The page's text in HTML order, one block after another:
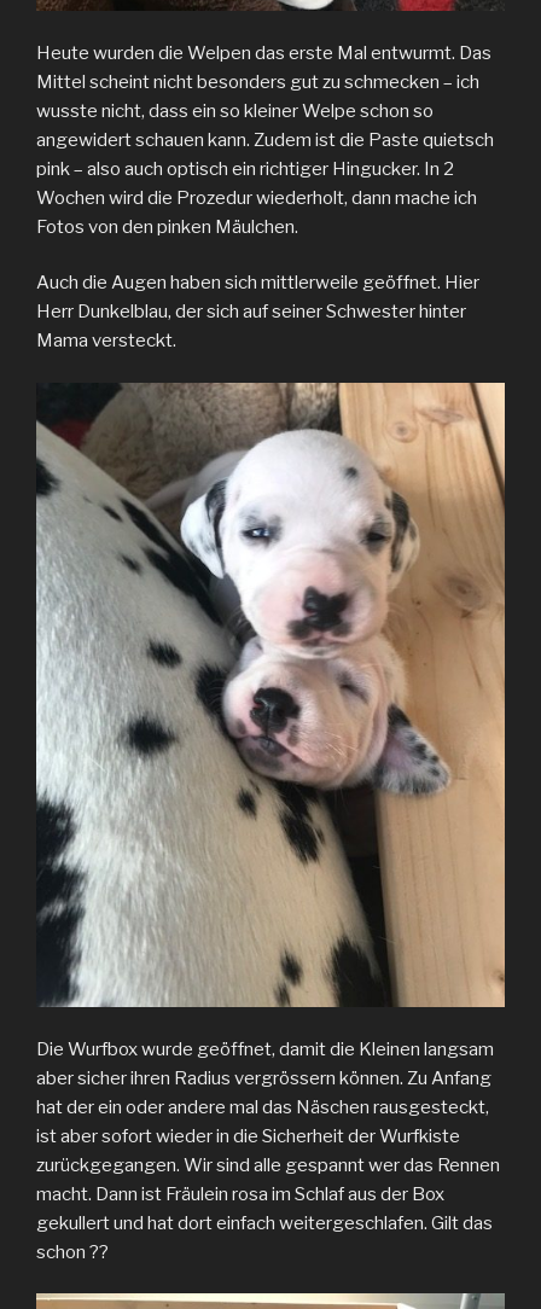
Heute wurden die Welpen das erste Mal entwurmt. Das
Mittel scheint nicht besonders gut zu schmecken – ich
wusste nicht, dass ein so kleiner Welpe schon so
angewidert schauen kann. Zudem ist die Paste quietsch
pink – also auch optisch ein richtiger Hingucker. In 2
Wochen wird die Prozedur wiederholt, dann mache ich
Fotos von den pinken Mäulchen.
Auch die Augen haben sich mittlerweile geöffnet. Hier
Herr Dunkelblau, der sich auf seiner Schwester hinter
Mama versteckt.
Die Wurfbox wurde geöffnet, damit die Kleinen langsam
aber sicher ihren Radius vergrössern können. Zu Anfang
hat der ein oder andere mal das Näschen rausgesteckt,
ist aber sofort wieder in die Sicherheit der Wurfkiste
zurückgegangen. Wir sind alle gespannt wer das Rennen
macht. Dann ist Fräulein rosa im Schlaf aus der Box
gekullert und hat dort einfach weitergeschlafen. Gilt das
schon ??